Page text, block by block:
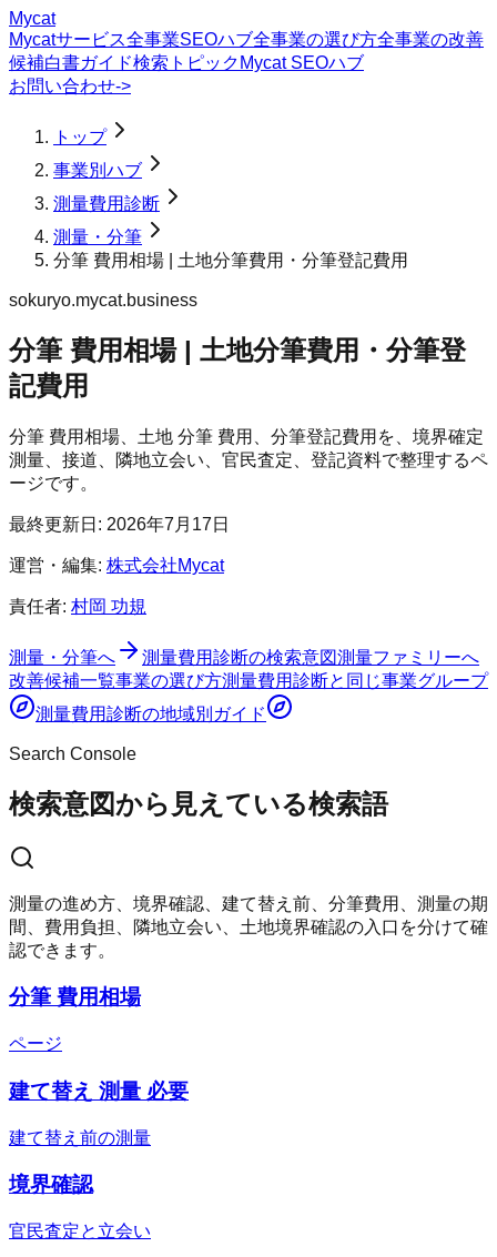
Mycat
Mycatサービス全事業SEOハブ全事業の選び方全事業の改善
候補白書ガイド検索トピック Mycat SEOハブ
お問い合わせ->
トップ
事業別ハブ
測量費用診断
測量・分筆
分筆 費用相場 | 土地分筆費用・分筆登記費用
sokuryo.mycat.business
分筆 費用相場 | 土地分筆費用・分筆登
記費用
分筆 費用相場、土地 分筆 費用、分筆登記費用を、境界確定
測量、接道、隣地立会い、官民査定、登記資料で整理するペ
ージです。
最終更新日: 2026年7月17日
運営・編集: 株式会社Mycat
責任者: 村岡 功規
測量・分筆へ 測量費用診断の検索意図測量ファミリーへ
改善候補一覧事業の選び方測量費用診断と同じ事業グループ
測量費用診断の地域別ガイド
Search Console
検索意図から見えている検索語
測量の進め方、境界確認、建て替え前、分筆費用、測量の期
間、費用負担、隣地立会い、土地境界確認の入口を分けて確
認できます。
分筆 費用相場
ページ
建て替え 測量 必要
建て替え前の測量
境界確認
官民査定と立会い